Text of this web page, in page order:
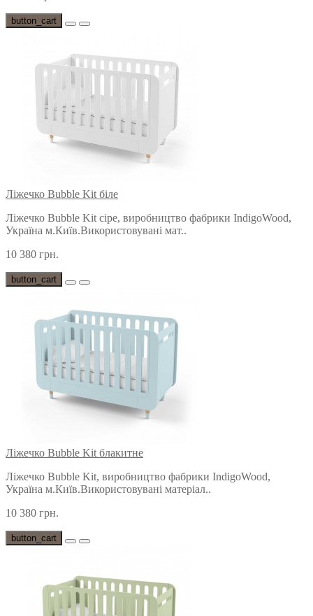
button_cart
Ліжечко Bubble Kit біле
Ліжечко Bubble Kit сіре, виробництво фабрики IndigoWood,
Україна м.Київ.Використовувані мат..
10 380 грн.
button_cart
Ліжечко Bubble Kit блакитне
Ліжечко Bubble Kit, виробництво фабрики IndigoWood,
Україна м.Київ.Використовувані матеріал..
10 380 грн.
button_cart